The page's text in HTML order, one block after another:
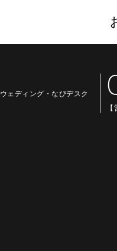
ウェディング・なびデスク